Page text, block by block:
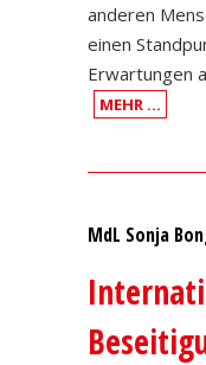
anderen
einen
Erwartungen
MEHR …
MdL Sonja